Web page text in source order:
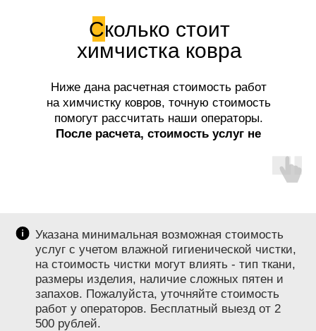
Сколько стоит
химчистка ковра
Ниже дана расчетная стоимость работ
на химчистку ковров, точную стоимость
помогут рассчитать наши операторы.
После расчета, стоимость услуг не
Указана минимальная возможная стоимость
услуг с учетом влажной гигиенической чистки,
на стоимость чистки могут влиять - тип ткани,
размеры изделия, наличие сложных пятен и
запахов. Пожалуйста, уточняйте стоимость
работ у операторов. Бесплатный выезд от 2
500 рублей.